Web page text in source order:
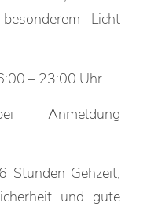
Licht
– 23:00 Uhr
Gehzeit,
und gute